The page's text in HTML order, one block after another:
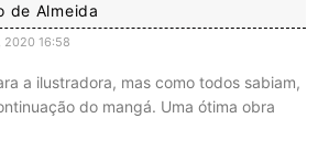
de Almeida
2020 16:58
a ilustradora, mas como todos sabiam,
do mangá. Uma ótima obra